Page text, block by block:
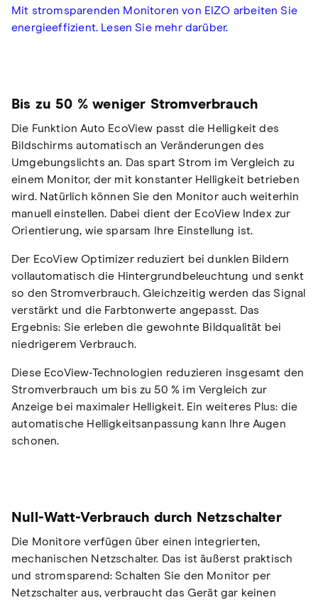
Mit stromsparenden Monitoren von EIZO arbeiten Sie
energieeffizient. Lesen Sie mehr darüber.
Bis zu 50 % weniger Stromverbrauch
Die Funktion Auto EcoView passt die Helligkeit des
Bildschirms automatisch an Veränderungen des
Umgebungslichts an. Das spart Strom im Vergleich zu
einem Monitor, der mit konstanter Helligkeit betrieben
wird. Natürlich können Sie den Monitor auch weiterhin
manuell einstellen. Dabei dient der EcoView Index zur
Orientierung, wie sparsam Ihre Einstellung ist.
Der EcoView Optimizer reduziert bei dunklen Bildern
vollautomatisch die Hintergrundbeleuchtung und senkt
so den Stromverbrauch. Gleichzeitig werden das Signal
verstärkt und die Farbtonwerte angepasst. Das
Ergebnis: Sie erleben die gewohnte Bildqualität bei
niedrigerem Verbrauch.
Diese EcoView-Technologien reduzieren insgesamt den
Stromverbrauch um bis zu 50 % im Vergleich zur
Anzeige bei maximaler Helligkeit. Ein weiteres Plus: die
automatische Helligkeitsanpassung kann Ihre Augen
schonen.
Null-Watt-Verbrauch durch Netzschalter
Die Monitore verfügen über einen integrierten,
mechanischen Netzschalter. Das ist äußerst praktisch
und stromsparend: Schalten Sie den Monitor per
Netzschalter aus, verbraucht das Gerät gar keinen